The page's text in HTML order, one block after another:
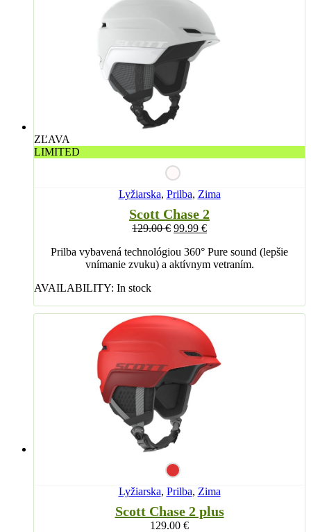
ZĽAVA
LIMITED
Lyžiarska, Prilba, Zima
Scott Chase 2
129.00€ 99.99 €
Prilba vybavená technológiou 360° Pure sound (lepšie
vnímanie zvuku) a aktívnym vetraním.
AVAILABILITY: In stock
Lyžiarska, Prilba, Zima
Scott Chase 2 plus
129.00 €